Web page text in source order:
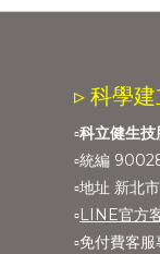
▹ 科學
▫️科立健生技
▫️統編
▫️地址 新北
▫️LINE官方
▫️免付費客